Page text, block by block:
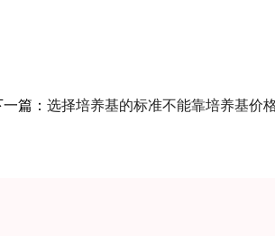
篇： 选择培养基的标准不能靠培养基价格来判